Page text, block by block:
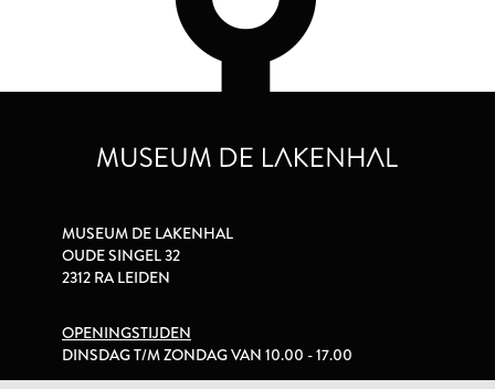
MUSEUM DE LAKENHAL
OUDE SINGEL 32
2312 RA LEIDEN
OPENINGSTIJDEN
DINSDAG T/M ZONDAG VAN 10.00 - 17.00